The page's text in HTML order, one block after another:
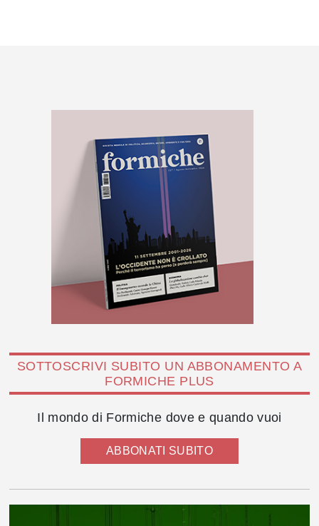
SOTTOSCRIVI SUBITO UN ABBONAMENTO A
FORMICHE PLUS
Il mondo di Formiche dove e quando vuoi
ABBONATI SUBITO